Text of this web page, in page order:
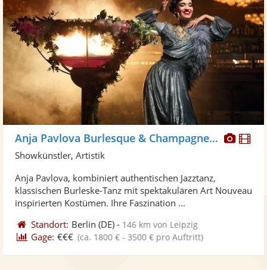
Anja Pavlova Burlesque & Champagnerglass
Showkünstler, Artistik
Anja Pavlova, kombiniert authentischen Jazztanz,
klassischen Burleske-Tanz mit spektakulären Art Nouveau
inspirierten Kostümen. Ihre Faszination ...
Standort: Berlin (DE) - 146 km von Leipzig
Gage: €€€ (ca. 1800 € - 3500 € pro Auftritt)